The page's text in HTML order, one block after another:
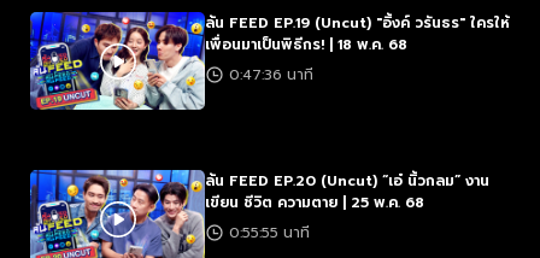
ล้น FEED EP.19 (Uncut) "อิ้งค์ วรันธร" ใครให้
เพื่อนมาเป็นพิธีกร! | 18 พ.ค. 68
0:47:36 นาที
ล้น FEED EP.20 (Uncut) “เอ๋ นิ้วกลม” งาน
เขียน ชีวิต ความตาย | 25 พ.ค. 68
0:55:55 นาที